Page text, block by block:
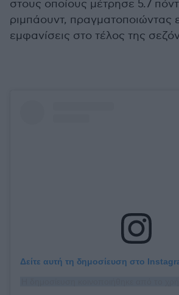
στους οποίους μέτρησε 5.7
ριμπάουντ, πραγματοποιώντας
εμφανίσεις στο τέλος της
Δείτε αυτή τη δημοσίευση στο